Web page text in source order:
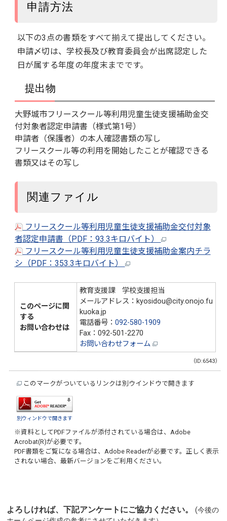
申請方法
以下の3点の書類をすべて揃えて提出してください。
申請〆切は、学校長及び教育委員会が出席認定した
日が属する年度の年度末までです。
提出物
大野城市フリースクール等利用児童生徒支援補助金交
付対象者認定申請書（様式第1号）
申請者（保護者）の本人確認書類の写し
フリースクール等の利用を開始したことが確認できる
書類又はその写し
関連ファイル
フリースクール等利用児童生徒支援補助金交付対象
者認定申請書（PDF：93.3キロバイト）
フリースクール等利用児童生徒支援補助金案内チラ
シ（PDF：353.3キロバイト）
このページに関
する
お問い合わせは
教育支援課 学校支援担当
メールアドレス：kyosidou@city.onojo.fu
kuoka.jp
電話番号： 092-580-1909
Fax：092-501-2270
お問い合わせフォーム
（ID:6543）
このマークがついているリンクは別ウインドウで開きます
別ウィンドウで開きます
※資料としてPDFファイルが添付されている場合は、 Adobe
Acrobat(R)が必要です。
PDF書類をご覧になる場合は、 Adobe Readerが必要です。正しく表示
されない場合、最新バージョンをご利用ください。